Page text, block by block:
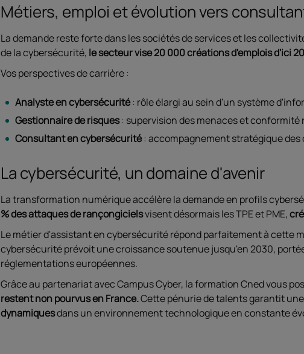
Métiers, emploi et évolution vers
La demande reste forte dans les sociétés de services et les
de la cybersécurité, le secteur vise 20 000 créations d'emplois d'ici
Vos perspectives de carrière :
Analyste en cybersécurité: rôle élargi au sein d'un système
Gestionnaire de risques: supervision des menaces et conformité
Consultant en cybersécurité: accompagnement stratégique des
La cybersécurité, un domaine d'avenir
La transformation numérique accélère la demande en profils
% des attaques de rançongicielsvisent désormais les TPE et PME,
Le métier d'assistant en cybersécurité répond parfaitement à cette
cybersécurité prévoit une croissance soutenue jusqu'en 2030,
réglementations européennes.
Grâce au partenariat avec Campus Cyber, la formation Cned vous
restent non pourvus en France.Cette pénurie de talents garantit une
dynamiquesdans un environnement technologique en constante